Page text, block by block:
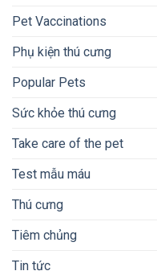
Pet Vaccinations
Phụ kiện thú cưng
Popular Pets
Sức khỏe thú cưng
Take care of the pet
Test mẫu máu
Thú cưng
Tiêm chủng
Tin tức